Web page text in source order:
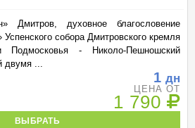
Дмитров, духовное благословение
собора Дмитровского кремля
Подмосковья - Николо-Пешношский
двумя ...
1 дн
ЦЕНА ОТ
1 790
ВЫБРАТЬ